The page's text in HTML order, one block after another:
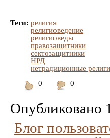
Теги: религия
религиоведение
религиоведы
правозащитники
сектозащитники
НРД
нетрадиционные
0
0
Опубликовано
Блог